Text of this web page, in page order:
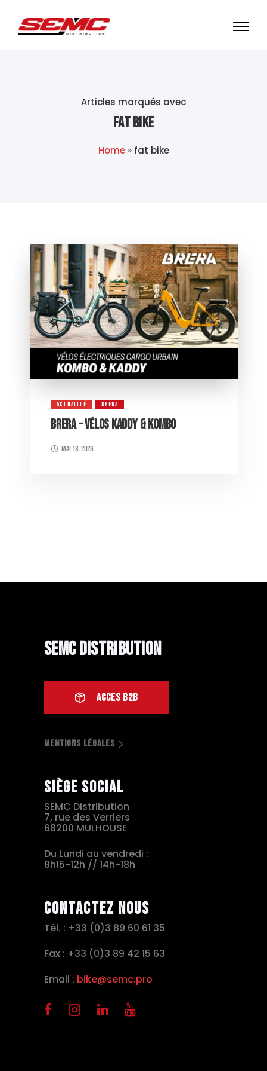
Articles marqués avec
fat bike
Home» fat bike
ACTUALITÉ BRERA
BRERA – VÉLOS KADDY & KOMBO
mai 18, 2026
SEMC Distribution
ACCES B2B
MENTIONS LÉGALES
Siège social
SEMC Distribution
7, rue des Verriers
68200 MULHOUSE
Du Lundi au vendredi :
8h15-12h // 14h-18h
Contactez nous
Tél. : +33 (0)3 89 60 61 35
Fax : +33 (0)3 89 42 15 63
Email : bike@semc.pro